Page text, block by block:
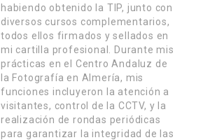
habiendo obtenido la TIP, junto con
diversos cursos complementarios,
todos ellos firmados y sellados en
mi cartilla profesional. Durante mis
prácticas en el Centro Andaluz de
la Fotografía en Almería, mis
funciones incluyeron la atención a
visitantes, control de la CCTV, y la
realización de rondas periódicas
para garantizar la integridad de las